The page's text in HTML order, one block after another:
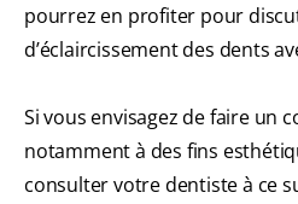
pourrez en profiter pour
d’éclaircissement des dents
Si vous envisagez de faire un
notamment à des fins
consulter votre dentiste à ce